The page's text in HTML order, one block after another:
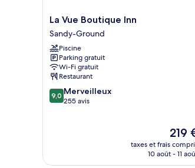
La
Vue
Boutique
Inn
Sandy-
Ground
La Vue Boutique Inn
Sandy-Ground
Piscine
Parking gratuit
Wi-Fi gratuit
Restaurant
9.0
sur
9,0 Merveilleux
255 avis
Le
prix
219
taxes et frais
10 août - 11